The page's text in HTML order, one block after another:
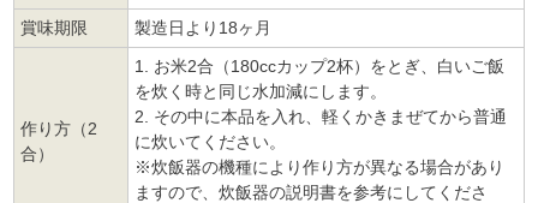
賞味期限 製造日より18ヶ月
作り方（2
合）
1. お米2合（180ccカップ2杯）をとぎ、白いご飯
を炊く時と同じ水加減にします。
2. その中に本品を入れ、軽くかきまぜてから普通
に炊いてください。
※炊飯器の機種により作り方が異なる場合があり
ますので、炊飯器の説明書を参考にしてくださ